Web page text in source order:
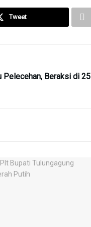
Tweet
Pelecehan, Beraksi di 25